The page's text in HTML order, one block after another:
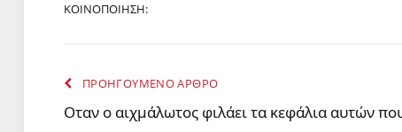
ΚΟΙΝΟΠΟΙΗΣΗ:
ΠΡΟΗΓΟΥΜΕΝΟ ΑΡΘΡΟ
Oταν ο αιχμάλωτος φιλάει τα κεφάλια αυτών